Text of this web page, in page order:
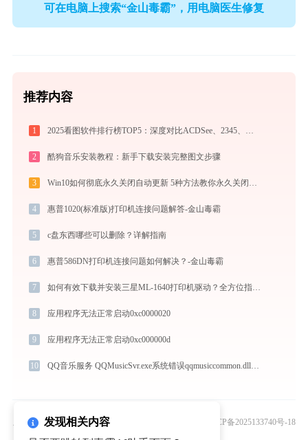
可在电脑上搜索“金山毒霸”，用电脑医生修复
推荐内容
1
2 酷狗音乐安装教程：新手下载安装完整图文步骤
3
4 惠普1020(标准版)打印机连接问题解答-金山毒霸
5 c盘东西哪些可以删除？详解指南
6 惠普586DN打印机连接问题如何解决？-金山毒霸
7 如何有效下载并安装三星ML-1640打印机驱动？全方位指导手册
8 应用程序无法正常启动0xc0000020
9 应用程序无法正常启动0xc000000d
10 QQ音乐服务 QQMusicSvr.exe系统错误qqmusiccommon.dll丢失如何解决
版权所有© 2010 - 2026 北京灵豹智能科技有限公司
京ICP备2025133740号-18
发现相关内容